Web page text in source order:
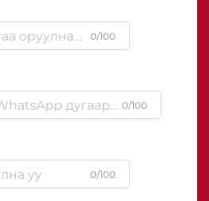
0/100
0/100
0/100